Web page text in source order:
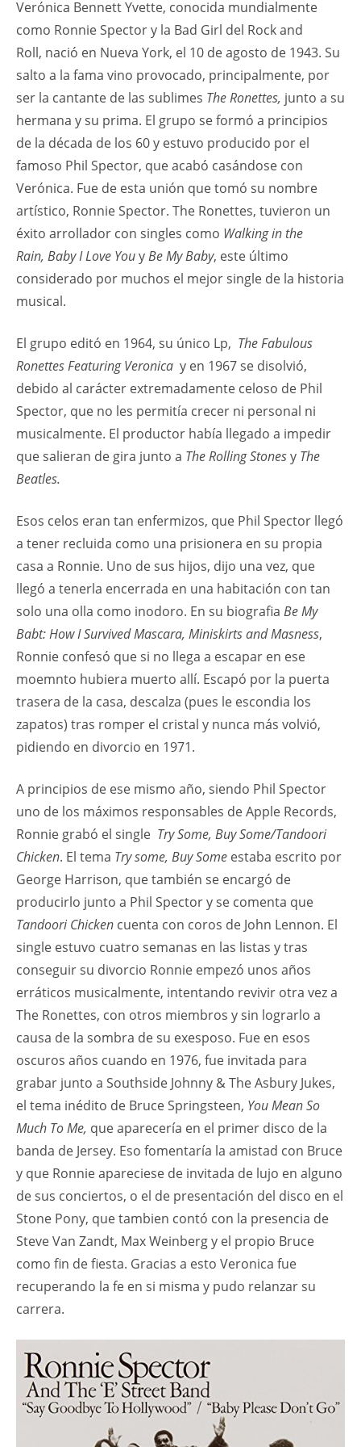
Verónica Bennett Yvette, conocida mundialmente
como Ronnie Spector y la Bad Girl del Rock and
Roll, nació en Nueva York, el 10 de agosto de 1943. Su
salto a la fama vino provocado, principalmente, por
ser la cantante de las sublimes The Ronettes, junto a su
hermana y su prima. El grupo se formó a principios
de la década de los 60 y estuvo producido por el
famoso Phil Spector, que acabó casándose con
Verónica. Fue de esta unión que tomó su nombre
artístico, Ronnie Spector. The Ronettes, tuvieron un
éxito arrollador con singles como Walking in the
Rain, Baby I Love YouyBe My Baby, este último
considerado por muchos el mejor single de la historia
musical.
El grupo editó en 1964, su único Lp, The Fabulous
Ronettes Featuring Veronica y en 1967 se disolvió,
debido al carácter extremadamente celoso de Phil
Spector, que no les permitía crecer ni personal ni
musicalmente. El productor había llegado a impedir
que salieran de gira junto a The Rolling Stonesy The
Beatles.
Esos celos eran tan enfermizos, que Phil Spector llegó
a tener recluida como una prisionera en su propia
casa a Ronnie. Uno de sus hijos, dijo una vez, que
llegó a tenerla encerrada en una habitación con tan
solo una olla como inodoro. En su biografia Be My
Babt: How I Survived Mascara, Miniskirts and Masness,
Ronnie confesó que si no llega a escapar en ese
moemnto hubiera muerto allí. Escapó por la puerta
trasera de la casa, descalza (pues le escondia los
zapatos) tras romper el cristal y nunca más volvió,
pidiendo en divorcio en 1971.
A principios de ese mismo año, siendo Phil Spector
uno de los máximos responsables de Apple Records,
Ronnie grabó el single Try Some, Buy Some/Tandoori
Chicken. El tema Try some, Buy Some estaba escrito por
George Harrison, que también se encargó de
producirlo junto a Phil Spector y se comenta que
Tandoori Chicken cuenta con coros de John Lennon. El
single estuvo cuatro semanas en las listas y tras
conseguir su divorcio Ronnie empezó unos años
erráticos musicalmente, intentando revivir otra vez a
The Ronettes, con otros miembros y sin lograrlo a
causa de la sombra de su exesposo. Fue en esos
oscuros años cuando en 1976, fue invitada para
grabar junto a Southside Johnny & The Asbury Jukes,
el tema inédito de Bruce Springsteen, You Mean So
Much To Me, que aparecería en el primer disco de la
banda de Jersey. Eso fomentaría la amistad con Bruce
y que Ronnie apareciese de invitada de lujo en alguno
de sus conciertos, o el de presentación del disco en el
Stone Pony, que tambien contó con la presencia de
Steve Van Zandt, Max Weinberg y el propio Bruce
como fin de fiesta. Gracias a esto Veronica fue
recuperando la fe en si misma y pudo relanzar su
carrera.